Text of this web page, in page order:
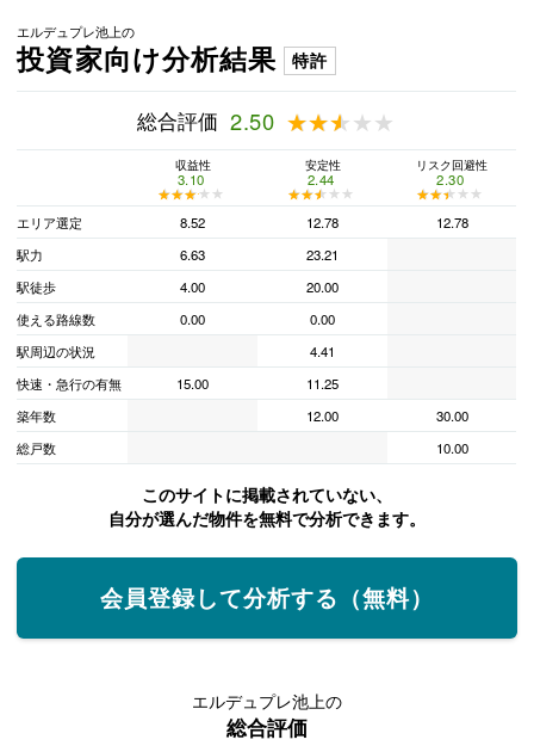
エルデュプレ池上の
投資家向け分析結果 特許
総合評価 2.50 ★★★★★
★★★★★
収益性
3.10
★★★★★
★★★★★
安定性
2.44
★★★★★
★★★★★
リスク回避性
2.30
★★★★★
★★★★★
エリア選定
8.52 12.78
12.78
駅力
6.63
23.21
駅徒歩
4.00
20.00
使える路線数
0.00
0.00
駅周辺の状況
4.41
快速・急行の有無
15.00
11.25
築年数
12.00
30.00
総戸数
10.00
このサイトに掲載されていない、
自分が選んだ物件を無料で分析できます。
会員登録して分析する（無料）
エルデュプレ池上の
総合評価